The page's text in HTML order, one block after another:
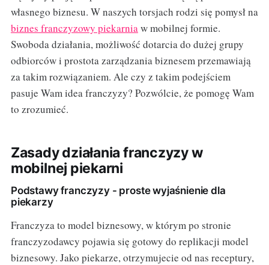
własnego biznesu. W naszych torsjach rodzi się pomysł na
biznes franczyzowy piekarniaw mobilnej formie.
Swoboda działania, możliwość dotarcia do dużej grupy
odbiorców i prostota zarządzania biznesem przemawiają
za takim rozwiązaniem. Ale czy z takim podejściem
pasuje Wam idea franczyzy? Pozwólcie, że pomogę Wam
to zrozumieć.
Zasady działania franczyzy w
mobilnej piekarni
Podstawy franczyzy - proste wyjaśnienie dla
piekarzy
Franczyza to model biznesowy, w którym po stronie
franczyzodawcy pojawia się gotowy do replikacji model
biznesowy. Jako piekarze, otrzymujecie od nas receptury,